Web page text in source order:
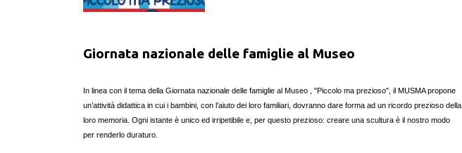
Giornata nazionale delle famiglie al Museo
In linea con il tema della Giornata nazionale delle famiglie al Museo , "Piccolo ma prezioso", il MUSMA propone
un’attività didattica in cui i bambini, con l’aiuto dei loro familiari, dovranno dare forma ad un ricordo prezioso della
loro memoria. Ogni istante è unico ed irripetibile e, per questo prezioso: creare una scultura è il nostro modo
per renderlo duraturo.